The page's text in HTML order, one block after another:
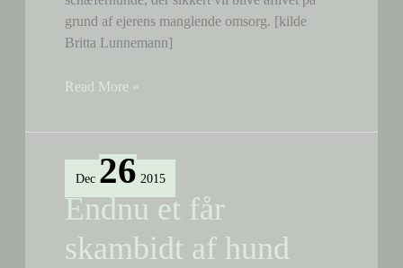
grund af ejerens manglende omsorg. [kilde
Britta Lunnemann]
Tre
skambidt
døde
af
to
schæferhunde
Read More »
Dec 26 2015
Endnu et får
skambidt af hund